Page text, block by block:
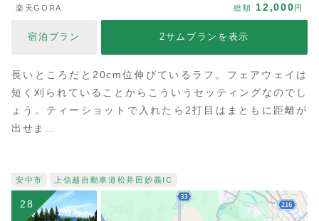
楽天GORA 総額 12,000円
宿泊プラン 2サムプランを表示
長いところだと20cm位伸びているラフ。フェアウェイは
短く刈られていることからこういうセッティングなのでし
ょう。ティーショットで入れたら2打目はまともに距離が
出せま…
安中市 上信越自動車道 松井田妙義IC
28